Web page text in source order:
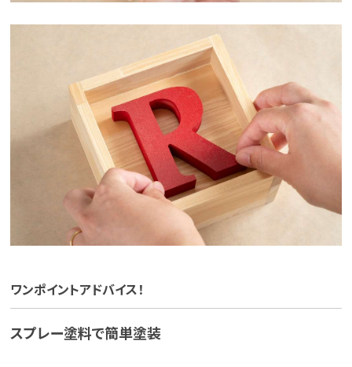
ワンポイントアドバイス！
スプレー塗料で簡単塗装